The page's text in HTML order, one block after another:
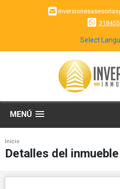
Select
MENÚ
Inicio
Detalles del inmueble